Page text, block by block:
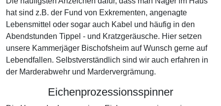
hat sind z.B. der Fund von Exkrementen, angenagte
Lebensmittel oder sogar auch Kabel und häufig in den
Abendstunden Tippel - und Kratzgeräusche. Hier setzen
unsere Kammerjäger Bischofsheim auf Wunsch gerne auf
Lebendfallen. Selbstverständlich sind wir auch erfahren in
der Marderabwehr und Mardervergrämung.
Eichenprozessionsspinner